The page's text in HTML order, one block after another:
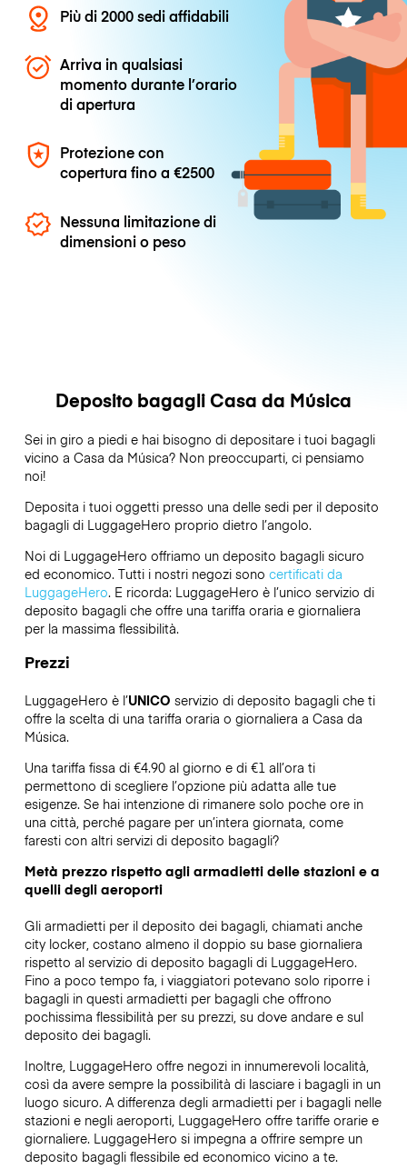
Più di 2000 sedi affidabili
Arriva in qualsiasi
momento durante l’orario
di apertura
Protezione con
copertura fino a€2500
Nessuna limitazione di
dimensioni o peso
Deposito bagagli Casa da Música
Sei in giro a piedi e hai bisogno di depositare i tuoi bagagli
vicino a Casa da Música? Non preoccuparti, ci pensiamo
noi!
Deposita i tuoi oggetti presso una delle sedi per il deposito
bagagli di LuggageHero proprio dietro l’angolo.
Noi di LuggageHero offriamo un deposito bagagli sicuro
ed economico. Tutti i nostri negozi sono certificati da
LuggageHero. E ricorda: LuggageHero è l’unico servizio di
deposito bagagli che offre una tariffa oraria e giornaliera
per la massima flessibilità.
Prezzi
LuggageHero è l’UNICO servizio di deposito bagagli che ti
offre la scelta di una tariffa oraria o giornaliera a Casa da
Música.
Una tariffa fissa di €4.90 al giorno e di €1 all’ora ti
permettono di scegliere l’opzione più adatta alle tue
esigenze. Se hai intenzione di rimanere solo poche ore in
una città, perché pagare per un’intera giornata, come
faresti con altri servizi di deposito bagagli?
Metà prezzo rispetto agli armadietti delle stazioni e a
quelli degli aeroporti
Gli armadietti per il deposito dei bagagli, chiamati anche
city locker, costano almeno il doppio su base giornaliera
rispetto al servizio di deposito bagagli di LuggageHero.
Fino a poco tempo fa, i viaggiatori potevano solo riporre i
bagagli in questi armadietti per bagagli che offrono
pochissima flessibilità per su prezzi, su dove andare e sul
deposito dei bagagli.
Inoltre, LuggageHero offre negozi in innumerevoli località,
così da avere sempre la possibilità di lasciare i bagagli in un
luogo sicuro. A differenza degli armadietti per i bagagli nelle
stazioni e negli aeroporti, LuggageHero offre tariffe orarie e
giornaliere. LuggageHero si impegna a offrire sempre un
deposito bagagli flessibile ed economico vicino a te.